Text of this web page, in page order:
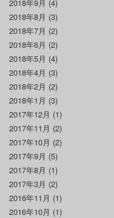
2018年9月 (4)
2018年8月 (3)
2018年7月 (2)
2018年6月 (2)
2018年5月 (4)
2018年4月 (3)
2018年2月 (2)
2018年1月 (3)
2017年12月 (1)
2017年11月 (2)
2017年10月 (2)
2017年9月 (5)
2017年8月 (1)
2017年3月 (2)
2016年11月 (1)
2016年10月 (1)